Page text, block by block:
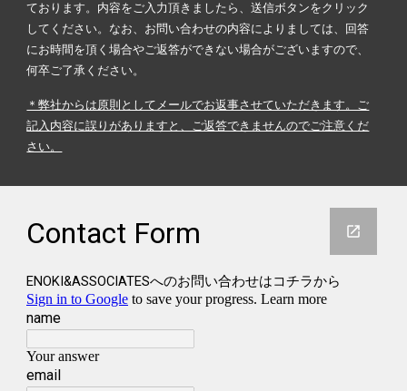
ております。内容をご入力頂きましたら、送信ボタンをクリック
してください。なお、お問い合わせの内容によりましては、回答
にお時間を頂く場合やご返答ができない場合がございますので、
何卒ご了承ください。
＊弊社からは原則としてメールでお返事させていただきます。ご
記入内容に誤りがありますと、ご返答できませんのでご注意くだ
さい。